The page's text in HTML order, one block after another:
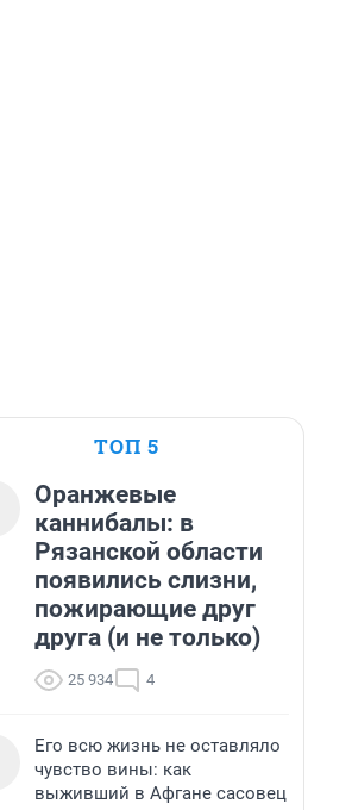
ТОП 5
Оранжевые
каннибалы: в
Рязанской области
появились слизни,
пожирающие друг
друга (и не только)
25 934 4
Его всю жизнь не оставляло
чувство вины: как
выживший в Афгане сасовец